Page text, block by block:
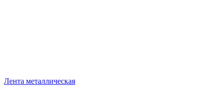
Лента металлическая